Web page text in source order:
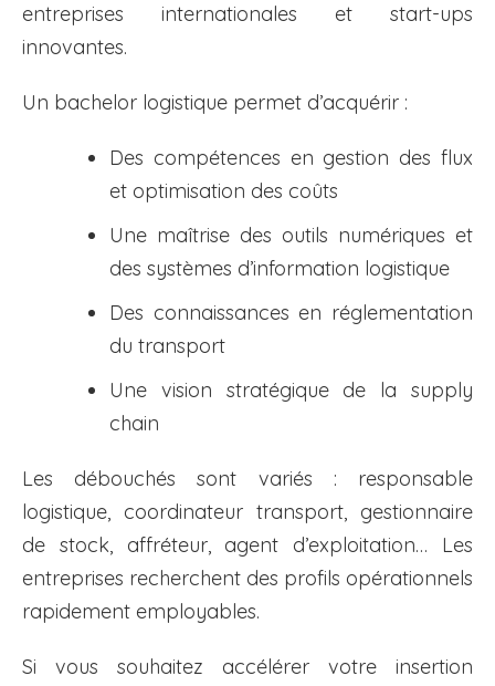
entreprises internationales et start-ups
innovantes.
Un bachelor logistique permet d’acquérir :
Des compétences en gestion des flux
et optimisation des coûts
Une maîtrise des outils numériques et
des systèmes d’information logistique
Des connaissances en réglementation
du transport
Une vision stratégique de la supply
chain
Les débouchés sont variés : responsable
logistique, coordinateur transport, gestionnaire
de stock, affréteur, agent d’exploitation… Les
entreprises recherchent des profils opérationnels
rapidement employables.
Si vous souhaitez accélérer votre insertion